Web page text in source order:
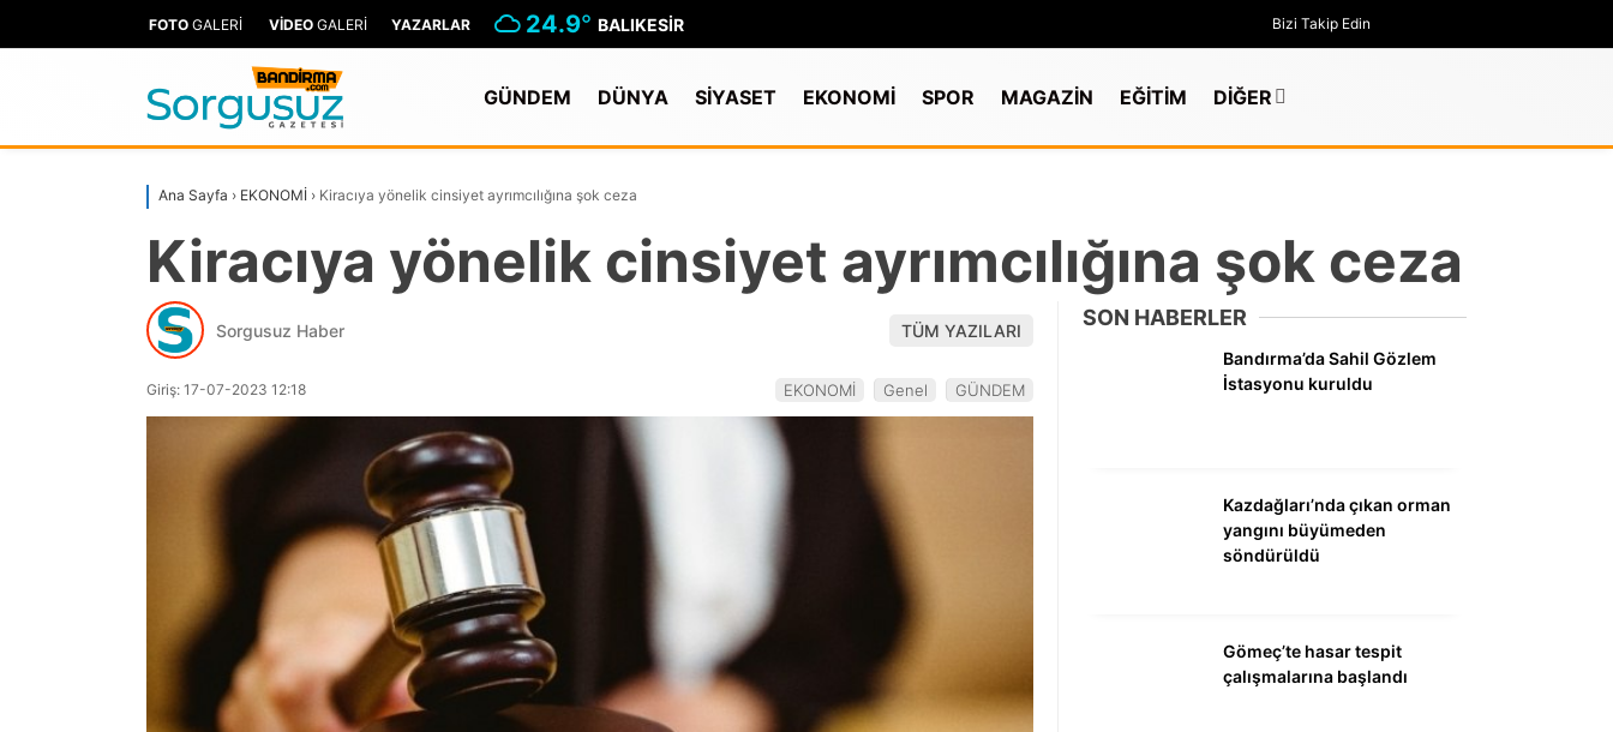
GÜNDEM
EKONOMİ
SPOR
FOTO GALERİ VİDEO GALERİ YAZARLAR 24.9° BALIKESIR Bizi Takip Edin
GÜNDEM DÜNYA SİYASET EKONOMİ SPOR MAGAZİN EĞİTİM DİĞER
Ana Sayfa › EKONOMİ › Kiracıya yönelik cinsiyet ayrımcılığına şok ceza
Kiracıya yönelik cinsiyet ayrımcılığına şok ceza
Sorgusuz Haber TÜM YAZILARI
Giriş: 17-07-2023 12:18 EKONOMİ Genel GÜNDEM
SON HABERLER
Bandırma’da Sahil Gözlem
İstasyonu kuruldu
Kazdağları’nda çıkan orman
yangını büyümeden
söndürüldü
Gömeç’te hasar tespit
çalışmalarına başlandı